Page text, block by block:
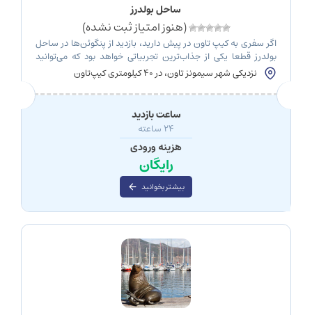
ساحل بولدرز
(هنوز امتیاز ثبت نشده)
اگر سفری به کیپ تاون در پیش دارید، بازدید از پنگوئن‌ها در ساحل
بولدرز قطعا یکی از جذاب‌ترین تجربیاتی خواهد بود که می‌توانید
داشته باشید. این شهر با سواحل شگفت‌انگیز، کوه‌های زیبای تیبل،
مزرعه‌های شراب و غذاهای خوشمزه به مقصدی بی‌نظیر در بین
گردشگران از سراسر دنیا تبدیل شده، اما جالب است بدانید که کیپ
نزدیکی شهر سیمونز تاون، در ۴۰ کیلومتری کیپ‌تاون
ساعت بازدید
۲۴ ساعته
هزینه ورودی
رایگان
بیشتر بخوانید